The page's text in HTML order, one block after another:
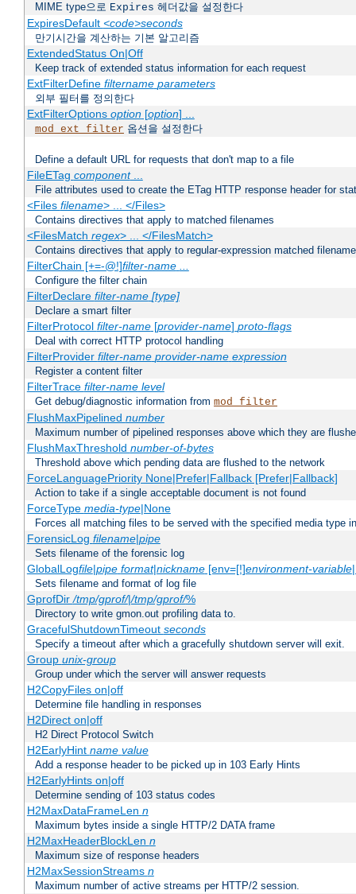
MIME type으로 Expires 헤더값을 설정한다
ExpiresDefault <code>seconds
만기시간을 계산하는 기본 알고리즘
ExtendedStatus On|Off
Keep track of extended status information for each request
ExtFilterDefine filtername parameters
외부 필터를 정의한다
ExtFilterOptions option[option] ...
mod_ext_filter 옵션을 설정한다
Define a default URL for requests that don't map to a file
FileETag component...
File attributes used to create the ETag HTTP response header for
<Files filename> ... </Files>
Contains directives that apply to matched filenames
<FilesMatch regex> ... </FilesMatch>
Contains directives that apply to regular-expression matched
FilterChain [+=-@!]filter-name ...
Configure the filter chain
FilterDeclare filter-name [type]
Declare a smart filter
FilterProtocol filter-name[provider-name] proto-flags
Deal with correct HTTP protocol handling
FilterProvider filter-name provider-name expression
Register a content filter
FilterTrace filter-name level
Get debug/diagnostic information from mod_filter
FlushMaxPipelined number
Maximum number of pipelined responses above which they are
FlushMaxThreshold number-of-bytes
Threshold above which pending data are flushed to the network
ForceLanguagePriority None|Prefer|Fallback [Prefer|Fallback]
Action to take if a single acceptable document is not found
ForceType media-type|None
Forces all matching files to be served with the specified media type
ForensicLog filename|pipe
Sets filename of the forensic log
GlobalLogfile|pipe format|nickname[env=[!]environment-variable
Sets filename and format of log file
GprofDir/tmp/gprof/|/tmp/gprof/%
Directory to write gmon.out profiling data to.
GracefulShutdownTimeout seconds
Specify a timeout after which a gracefully shutdown server will exit.
Group unix-group
Group under which the server will answer requests
H2CopyFiles on|off
Determine file handling in responses
H2Direct on|off
H2 Direct Protocol Switch
H2EarlyHint name value
Add a response header to be picked up in 103 Early Hints
H2EarlyHints on|off
Determine sending of 103 status codes
H2MaxDataFrameLen n
Maximum bytes inside a single HTTP/2 DATA frame
H2MaxHeaderBlockLen n
Maximum size of response headers
H2MaxSessionStreams n
Maximum number of active streams per HTTP/2 session.